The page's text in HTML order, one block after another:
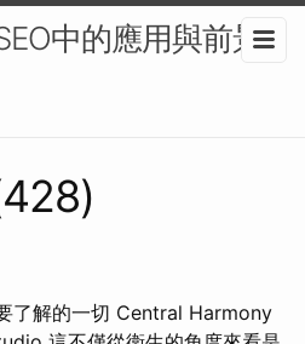
中的應用與前景-
了解的一切 Central Harmony